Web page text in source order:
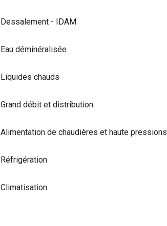
Dessalement - IDAM
Eau déminéralisée
Liquides chauds
Grand débit et distribution
Alimentation de chaudières et haute pressions
Réfrigération
Climatisation